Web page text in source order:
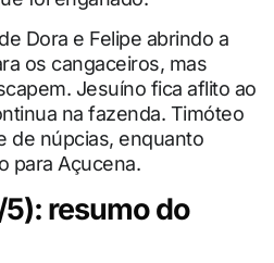
Dora e Felipe abrindo a
os cangaceiros, mas
Jesuíno fica aflito ao
na fazenda. Timóteo
de núpcias, enquanto
para Açucena.
resumo do